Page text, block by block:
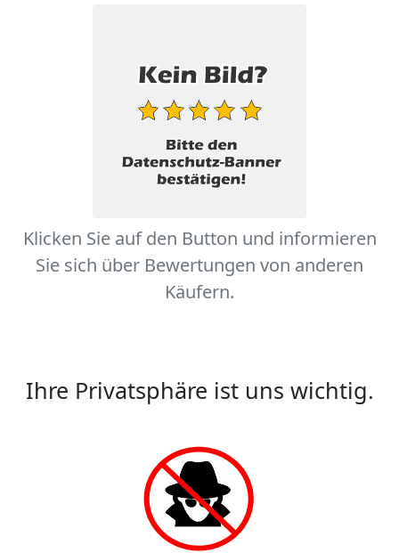
Klicken Sie auf den Button und informieren
Sie sich über Bewertungen von anderen
Käufern.
Ihre Privatsphäre ist uns wichtig.